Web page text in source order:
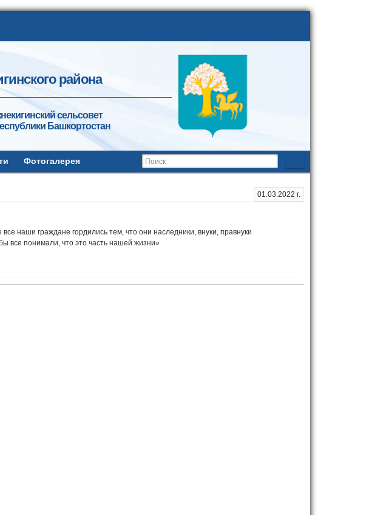
района
сельсовет
Башкортостан
Фотогалерея
01.03.2022 г.
наши граждане гордились тем, что они наследники, внуки, правнуки
все понимали, что это часть нашей жизни»